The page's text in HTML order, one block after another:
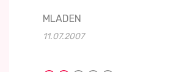
MLADEN
11.07.2007